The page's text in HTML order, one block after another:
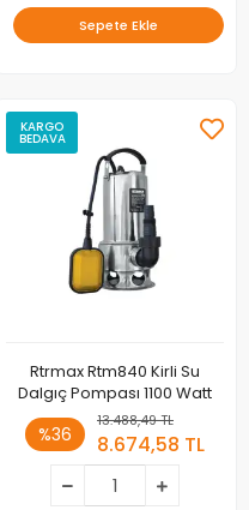
Sepete Ekle
KARGO
BEDAVA
Rtrmax Rtm840 Kirli Su
Dalgıç Pompası 1100 Watt
%36
13.488,49 TL
8.674,58 TL